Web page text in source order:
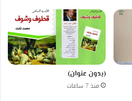
(بدون عنوان)
منذ 7 ساعات